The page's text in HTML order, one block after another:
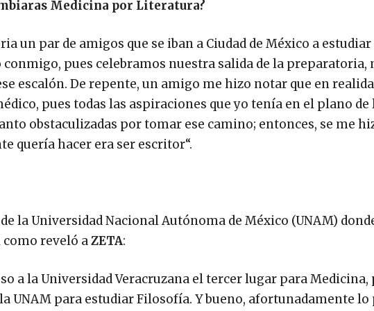
Medicina por Literatura?
un par de amigos que se iban a Ciudad de México a estudiar
pues celebramos nuestra salida de la preparatoria,
escalón. De repente, un amigo me hizo notar que en
pues todas las aspiraciones que yo tenía en el plano de
obstaculizadas por tomar ese camino; entonces, se me
quería hacer era ser escritor“.
la Universidad Nacional Autónoma de México (UNAM)
reveló aZETA:
a la Universidad Veracruzana el tercer lugar para Medicina,
UNAM para estudiar Filosofía. Y bueno, afortunadamente lo